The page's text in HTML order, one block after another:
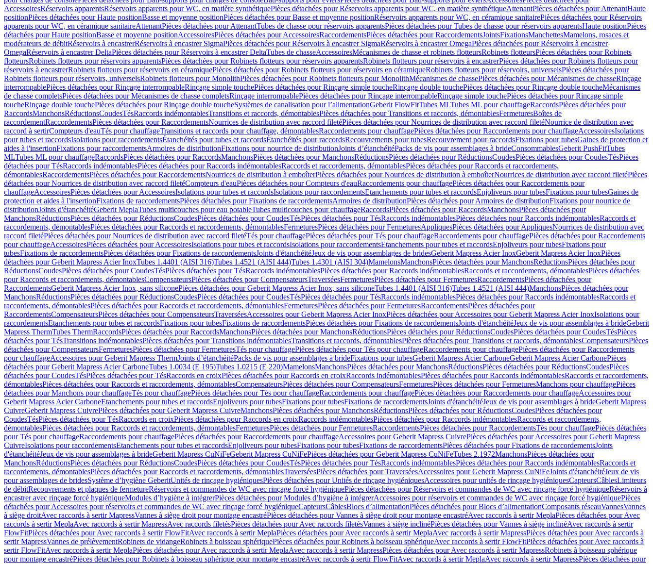
AccessoiresRéservoirs apparentsRéservoirs apparents pour WC, en matière synthétiquePièces détachées pour Réservoirs apparents pour WC, en matière synthétiqueAttenantPièces détachées pour AttenantHaute
positionPièces détachées pour Haute positionBasse et moyenne positionPièces détachées pour Basse et moyenne positionRéservoirs apparents pour WC, en céramique sanitairePièces détachées pour Réservoirs
apparents pour WC, en céramique sanitaireAttenantPièces détachées pour AttenantTubes de chasse pour réservoirs apparentsPièces détachées pour Tubes de chasse pour réservoirs apparentsHaute positionPièces
détachées pour Haute positionBasse et moyenne positionAccessoiresPièces détachées pour AccessoiresRaccordementsPièces détachées pour RaccordementsJointsFixationsManchettesMamelons, rosaces et
modérateurs de débitRéservoirs à encastrerRéservoirs à encastrer SigmaPièces détachées pour Réservoirs à encastrer SigmaRéservoirs à encastrer OmegaPièces détachées pour Réservoirs à encastrer
OmegaRéservoirs à encastrer DeltaPièces détachées pour Réservoirs à encastrer DeltaTubes de chasseAccessoiresMécanismes de chasse et robinets flotteursRobinets flotteursPièces détachées pour Robinets
flotteursRobinets flotteurs pour réservoirs apparentsPièces détachées pour Robinets flotteurs pour réservoirs apparentsRobinets flotteurs pour réservoirs à encastrerPièces détachées pour Robinets flotteurs pour
réservoirs à encastrerRobinets flotteurs pour réservoirs en céramiquePièces détachées pour Robinets flotteurs pour réservoirs en céramiqueRobinets flotteurs pour réservoirs, universelsPièces détachées pour
Robinets flotteurs pour réservoirs, universelsRobinets flotteurs pour MonolithPièces détachées pour Robinets flotteurs pour MonolithMécanismes de chassePièces détachées pour Mécanismes de chasseRinçage
interrompablePièces détachées pour Rinçage interrompableRinçage simple touchePièces détachées pour Rinçage simple toucheRinçage double touchePièces détachées pour Rinçage double toucheMécanismes
de chasse completsPièces détachées pour Mécanismes de chasse completsRinçage interrompablePièces détachées pour Rinçage interrompableRinçage simple touchePièces détachées pour Rinçage simple
toucheRinçage double touchePièces détachées pour Rinçage double toucheSystèmes de canalisation pour l’alimentationGeberit FlowFitTubes MLTubes ML pour chauffageRaccordsPièces détachées pour
RaccordsManchonsRéductionsCoudesTésRaccords indémontablesTransitions et raccords, démontablesPièces détachées pour Transitions et raccords, démontablesFermeturesBoîtes de
raccordementRaccordementsPièces détachées pour RaccordementsNourrices de distribution avec raccord filetéPièces détachées pour Nourrices de distribution avec raccord filetéNourrice de distribution avec
raccord à sertirCompteurs d'eauTés pour chauffageTransitions et raccords pour chauffage, démontablesRaccordements pour chauffagePièces détachées pour Raccordements pour chauffageAccessoiresIsolations
pour tubes et raccordsIsolations pour raccordementsÉtanchéités pour tubes et raccordsÉtanchéités pour raccordsRecouvrements pour tubesRecouvrement pour raccordsFixations pour tubesGaines de protection et
aides à l'insertionFixations pour raccordementsArmoires de distributionFixations pour nourrice de distributionJoints d’étanchéitéPacks de vis pour assemblages à brideConsommablesGeberit PushFitTubes
MLTubes ML pour chauffageRaccordsPièces détachées pour RaccordsManchonsPièces détachées pour ManchonsRéductionsPièces détachées pour RéductionsCoudesPièces détachées pour CoudesTésPièces
détachées pour TésRaccords indémontablesPièces détachées pour Raccords indémontablesRaccords et raccordements, démontablesPièces détachées pour Raccords et raccordements,
démontablesRaccordementsPièces détachées pour RaccordementsNourrices de distribution à emboîterPièces détachées pour Nourrices de distribution à emboîterNourrices de distribution avec raccord filetéPièces
détachées pour Nourrices de distribution avec raccord filetéCompteurs d'eauPièces détachées pour Compteurs d'eauRaccordements pour chauffagePièces détachées pour Raccordements pour
chauffageAccessoiresPièces détachées pour AccessoiresIsolations pour tubes et raccordsIsolations pour raccordementsEtanchements pour tubes et raccordsEnjoliveurs pour tubesFixations pour tubesGaines de
protection et aides à l'insertionFixations de raccordementsPièces détachées pour Fixations de raccordementsArmoires de distributionPièces détachées pour Armoires de distributionFixations pour nourrice de
distributionJoints d'étanchéitéGeberit MeplaTubes multicouches pour eau potableTubes multicouches pour chauffageRaccordsPièces détachées pour RaccordsManchonsPièces détachées pour
ManchonsRéductionsPièces détachées pour RéductionsCoudesPièces détachées pour CoudesTésPièces détachées pour TésRaccords indémontablesPièces détachées pour Raccords indémontablesRaccords et
raccordements, démontablesPièces détachées pour Raccords et raccordements, démontablesFermeturesPièces détachées pour FermeturesAppliquesPièces détachées pour AppliquesNourrices de distribution avec
raccord filetéPièces détachées pour Nourrices de distribution avec raccord filetéTés pour chauffagePièces détachées pour Tés pour chauffageRaccordements pour chauffagePièces détachées pour Raccordements
pour chauffageAccessoiresPièces détachées pour AccessoiresIsolations pour tubes et raccordsIsolations pour raccordementsEtanchements pour tubes et raccordsEnjoliveurs pour tubesFixations pour
tubesFixations de raccordementsPièces détachées pour Fixations de raccordementsJoints d'étanchéitéJeux de vis pour assemblages de bridesGeberit Mapress Acier InoxGeberit Mapress Acier InoxPièces
détachées pour Geberit Mapress Acier InoxTubes 1.4401 (AISI 316)Tubes 1.4521 (AISI 444)Tubes 1.4301 (AISI 304)MamelonsManchonsPièces détachées pour ManchonsRéductionsPièces détachées pour
RéductionsCoudesPièces détachées pour CoudesTésPièces détachées pour TésRaccords indémontablesPièces détachées pour Raccords indémontablesRaccords et raccordements, démontablesPièces détachées
pour Raccords et raccordements, démontablesCompensateursPièces détachées pour CompensateursTraverséesFermeturesPièces détachées pour FermeturesRaccordementsPièces détachées pour
RaccordementsGeberit Mapress Acier Inox, sans siliconePièces détachées pour Geberit Mapress Acier Inox, sans siliconeTubes 1.4401 (AISI 316)Tubes 1.4521 (AISI 444)ManchonsPièces détachées pour
ManchonsRéductionsPièces détachées pour RéductionsCoudesPièces détachées pour CoudesTésPièces détachées pour TésRaccords indémontablesPièces détachées pour Raccords indémontablesRaccords et
raccordements, démontablesPièces détachées pour Raccords et raccordements, démontablesFermeturesPièces détachées pour FermeturesRaccordementsPièces détachées pour
RaccordementsCompensateursPièces détachées pour CompensateursTraverséesAccessoires pour Geberit Mapress Acier InoxPièces détachées pour Accessoires pour Geberit Mapress Acier InoxIsolations pour
raccordementsEtanchements pour tubes et raccordsFixations pour tubesFixations de raccordementsPièces détachées pour Fixations de raccordementsJoints d'étanchéitéJeux de vis pour assemblages à brideGeberit
Mapress ThermTubes ThermRaccordsPièces détachées pour RaccordsManchonsPièces détachées pour ManchonsRéductionsPièces détachées pour RéductionsCoudesPièces détachées pour CoudesTésPièces
détachées pour TésTransitions indémontablesPièces détachées pour Transitions indémontablesTransitions et raccords, démontablesPièces détachées pour Transitions et raccords, démontablesCompensateursPièces
détachées pour CompensateursFermeturesPièces détachées pour FermeturesTés pour chauffagePièces détachées pour Tés pour chauffageRaccordements pour chauffagePièces détachées pour Raccordements
pour chauffageAccessoires pour Geberit Mapress ThermJoints d’étanchéitéPacks de vis pour assemblages à brideFixations pour tubesGeberit Mapress Acier CarboneGeberit Mapress Acier CarbonePièces
détachées pour Geberit Mapress Acier CarboneTubes 1.0034 (E 195)Tubes 1.0215 (E 220)MamelonsManchonsPièces détachées pour ManchonsRéductionsPièces détachées pour RéductionsCoudesPièces
détachées pour CoudesTésPièces détachées pour TésRaccords en croixPièces détachées pour Raccords en croixRaccords indémontablesPièces détachées pour Raccords indémontablesRaccords et raccordements,
démontablesPièces détachées pour Raccords et raccordements, démontablesCompensateursPièces détachées pour CompensateursFermeturesPièces détachées pour FermeturesManchons pour chauffagePièces
détachées pour Manchons pour chauffageTés pour chauffagePièces détachées pour Tés pour chauffageRaccordements pour chauffagePièces détachées pour Raccordements pour chauffageAccessoires pour
Geberit Mapress Acier CarboneEtanchements pour tubes et raccordsEnjoliveurs pour tubesFixations pour tubesFixations de raccordementsJoints d'étanchéitéJeux de vis pour assemblages à brideGeberit Mapress
CuivreGeberit Mapress CuivrePièces détachées pour Geberit Mapress CuivreManchonsPièces détachées pour ManchonsRéductionsPièces détachées pour RéductionsCoudesPièces détachées pour
CoudesTésPièces détachées pour TésRaccords en croixPièces détachées pour Raccords en croixRaccords indémontablesPièces détachées pour Raccords indémontablesRaccords et raccordements,
démontablesPièces détachées pour Raccords et raccordements, démontablesFermeturesPièces détachées pour FermeturesRaccordementsPièces détachées pour RaccordementsTés pour chauffagePièces détachées
pour Tés pour chauffageRaccordements pour chauffagePièces détachées pour Raccordements pour chauffageAccessoires pour Geberit Mapress CuivrePièces détachées pour Accessoires pour Geberit Mapress
CuivreIsolations pour raccordementsEtanchements pour tubes et raccordsEnjoliveurs pour tubesFixations pour tubesFixations de raccordementsPièces détachées pour Fixations de raccordementsJoints
d'étanchéitéJeux de vis pour assemblages à brideGeberit Mapress CuNiFeGeberit Mapress CuNiFePièces détachées pour Geberit Mapress CuNiFeTubes 2.1972ManchonsPièces détachées pour
ManchonsRéductionsPièces détachées pour RéductionsCoudesPièces détachées pour CoudesTésPièces détachées pour TésRaccords indémontablesPièces détachées pour Raccords indémontablesRaccords et
raccordements, démontablesPièces détachées pour Raccords et raccordements, démontablesTraverséesPièces détachées pour TraverséesAccessoires pour Geberit Mapress CuNiFeJoints d'étanchéitéJeux de vis
pour assemblages de bridesSystème d’hygiène GeberitUnités de rinçage hygiéniquesPièces détachées pour Unités de rinçage hygiéniquesAccessoires pour unités de rinçage hygiéniquesCapteursCâblesLimiteurs
de débitRecouvrements et plaques de fermetureRéservoirs et commandes de WC avec rinçage forcé hygiéniquePièces détachées pour Réservoirs et commandes de WC avec rinçage forcé hygiéniqueRéservoirs à
encastrer avec rinçage forcé hygiéniqueModules d’hygiène à intégrerPièces détachées pour Modules d’hygiène à intégrerAccessoires pour réservoirs et commandes de WC avec rinçage forcé hygiéniquePièces
détachées pour Accessoires pour réservoirs et commandes de WC avec rinçage forcé hygiéniqueCapteursCâblesBlocs d’alimentationPièces détachées pour Blocs d’alimentationComposants réseauVannesVannes
à siège droitAvec raccords à sertir MapressVannes à siège droit pour montage encastréPièces détachées pour Vannes à siège droit pour montage encastréAvec raccords à sertir MeplaPièces détachées pour Avec
raccords à sertir MeplaAvec raccords à sertir MapressAvec raccords filetésPièces détachées pour Avec raccords filetésVannes à siège inclinéPièces détachées pour Vannes à siège inclinéAvec raccords à sertir
FlowFitPièces détachées pour Avec raccords à sertir FlowFitAvec raccords à sertir MeplaPièces détachées pour Avec raccords à sertir MeplaAvec raccords à sertir MapressPièces détachées pour Avec raccords à
sertir MapressVannes de prélèvementRobinets de vidangeRobinets à boisseau sphériquePièces détachées pour Robinets à boisseau sphériqueAvec raccords à sertir FlowFitPièces détachées pour Avec raccords à
sertir FlowFitAvec raccords à sertir MeplaPièces détachées pour Avec raccords à sertir MeplaAvec raccords à sertir MapressPièces détachées pour Avec raccords à sertir MapressRobinets à boisseau sphérique
pour montage encastréPièces détachées pour Robinets à boisseau sphérique pour montage encastréAvec raccords à sertir FlowFitAvec raccords à sertir MeplaAvec raccords à sertir MapressPièces détachées pour